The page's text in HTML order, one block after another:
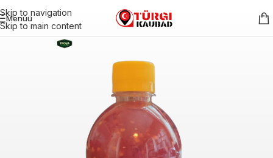
Skip to navigation
Skip to main content
Menüü